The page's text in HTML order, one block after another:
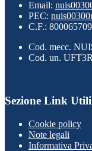
Email:
PEC:
C.F.:
Cod. mecc.
Cod. un.
Sezione Link Utili
Cookie policy
Note legali
Informativa